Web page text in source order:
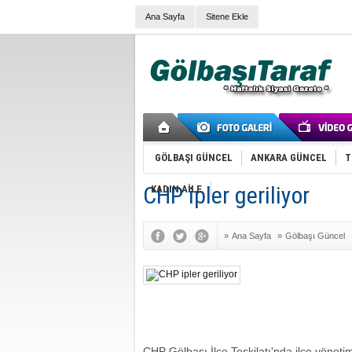
Ana Sayfa Sitene Ekle
GÖLBAŞI GÜNCEL ANKARA GÜNCEL
KADIN AİLE
CHP ipler geriliyor
» Ana Sayfa » Gölbaşı Güncel